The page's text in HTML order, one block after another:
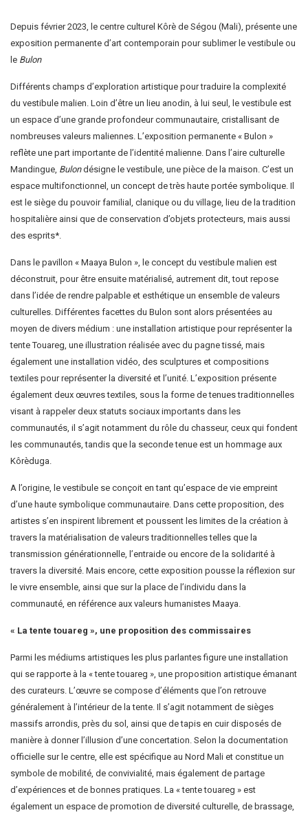
Depuis février 2023, le centre culturel Kôrè de Ségou (Mali), présente une
exposition permanente d’art contemporain pour sublimer le vestibule ou
le Bulon
Différents champs d’exploration artistique pour traduire la complexité
du vestibule malien. Loin d’être un lieu anodin, à lui seul, le vestibule est
un espace d’une grande profondeur communautaire, cristallisant de
nombreuses valeurs maliennes. L’exposition permanente « Bulon »
reflète une part importante de l’identité malienne. Dans l’aire culturelle
Mandingue, Bulondésigne le vestibule, une pièce de la maison. C’est un
espace multifonctionnel, un concept de très haute portée symbolique. Il
est le siège du pouvoir familial, clanique ou du village, lieu de la tradition
hospitalière ainsi que de conservation d’objets protecteurs, mais aussi
des esprits*.
Dans le pavillon « Maaya Bulon », le concept du vestibule malien est
déconstruit, pour être ensuite matérialisé, autrement dit, tout repose
dans l’idée de rendre palpable et esthétique un ensemble de valeurs
culturelles. Différentes facettes du Bulon sont alors présentées au
moyen de divers médium : une installation artistique pour représenter la
tente Touareg, une illustration réalisée avec du pagne tissé, mais
également une installation vidéo, des sculptures et compositions
textiles pour représenter la diversité et l’unité. L’exposition présente
également deux œuvres textiles, sous la forme de tenues traditionnelles
visant à rappeler deux statuts sociaux importants dans les
communautés, il s’agit notamment du rôle du chasseur, ceux qui fondent
les communautés, tandis que la seconde tenue est un hommage aux
Kôrèduga.
A l’origine, le vestibule se conçoit en tant qu’espace de vie empreint
d’une haute symbolique communautaire. Dans cette proposition, des
artistes s’en inspirent librement et poussent les limites de la création à
travers la matérialisation de valeurs traditionnelles telles que la
transmission générationnelle, l’entraide ou encore de la solidarité à
travers la diversité. Mais encore, cette exposition pousse la réflexion sur
le vivre ensemble, ainsi que sur la place de l’individu dans la
communauté, en référence aux valeurs humanistes Maaya.
« La tente touareg », une proposition des commissaires
Parmi les médiums artistiques les plus parlantes figure une installation
qui se rapporte à la « tente touareg », une proposition artistique émanant
des curateurs. L’œuvre se compose d’éléments que l’on retrouve
généralement à l’intérieur de la tente. Il s’agit notamment de sièges
massifs arrondis, près du sol, ainsi que de tapis en cuir disposés de
manière à donner l’illusion d’une concertation. Selon la documentation
officielle sur le centre, elle est spécifique au Nord Mali et constitue un
symbole de mobilité, de convivialité, mais également de partage
d’expériences et de bonnes pratiques. La « tente touareg » est
également un espace de promotion de diversité culturelle, de brassage,